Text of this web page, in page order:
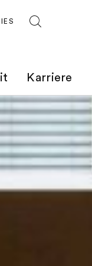
Karriere